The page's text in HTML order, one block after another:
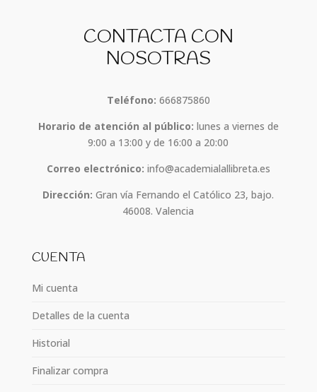
CONTACTA CON
NOSOTRAS
Teléfono: 666875860
Horario de atención al público: lunes a viernes de
9:00 a 13:00 y de 16:00 a 20:00
Correo electrónico: info@academialallibreta.es
Dirección: Gran vía Fernando el Católico 23, bajo.
46008. Valencia
CUENTA
Mi cuenta
Detalles de la cuenta
Historial
Finalizar compra